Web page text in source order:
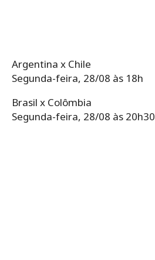
Argentina x Chile
Segunda-feira, 28/08 às 18h
Brasil x Colômbia
Segunda-feira, 28/08 às 20h30